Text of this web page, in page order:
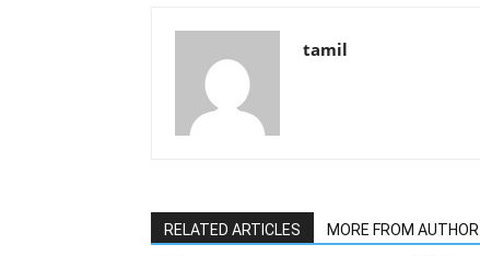
tamil
RELATED ARTICLES MORE FROM AUTHOR